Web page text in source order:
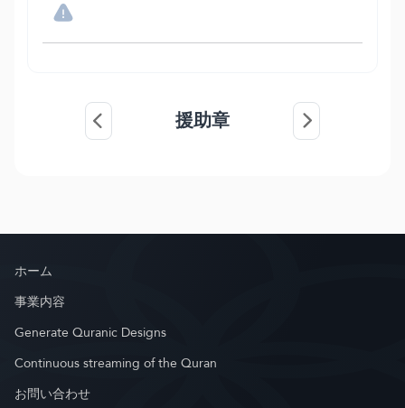
援助章
ホーム
事業内容
Generate Quranic Designs
Continuous streaming of the Quran
お問い合わせ